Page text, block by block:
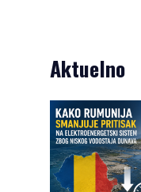
Aktuelno